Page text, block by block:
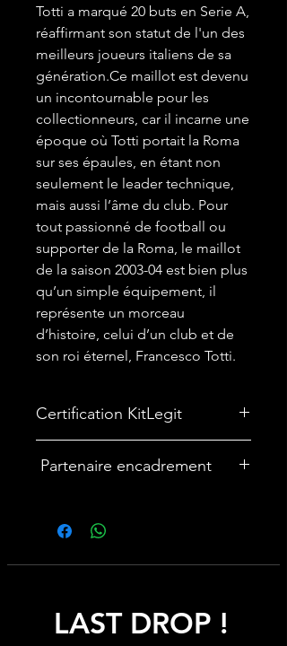
Totti a marqué 20 buts en Serie A,
réaffirmant son statut de l'un des
meilleurs joueurs italiens de sa
génération.Ce maillot est devenu
un incontournable pour les
collectionneurs, car il incarne une
époque où Totti portait la Roma
sur ses épaules, en étant non
seulement le leader technique,
mais aussi l’âme du club. Pour
tout passionné de football ou
supporter de la Roma, le maillot
de la saison 2003-04 est bien plus
qu’un simple équipement, il
représente un morceau
d’histoire, celui d’un club et de
son roi éternel, Francesco Totti.
Certification KitLegit
Partenaire encadrement
🎨Vous souhaitez encadrer votre
maillot ? Nous avons un partenariat
My Goat propose des cadres pour
maillot de foot personnalisables avec
LAST DROP !